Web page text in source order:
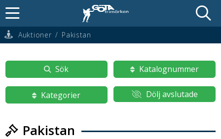
Auktioner / Pakistan
Sök Katalognummer
Kategorier Dölj avslutade
Pakistan